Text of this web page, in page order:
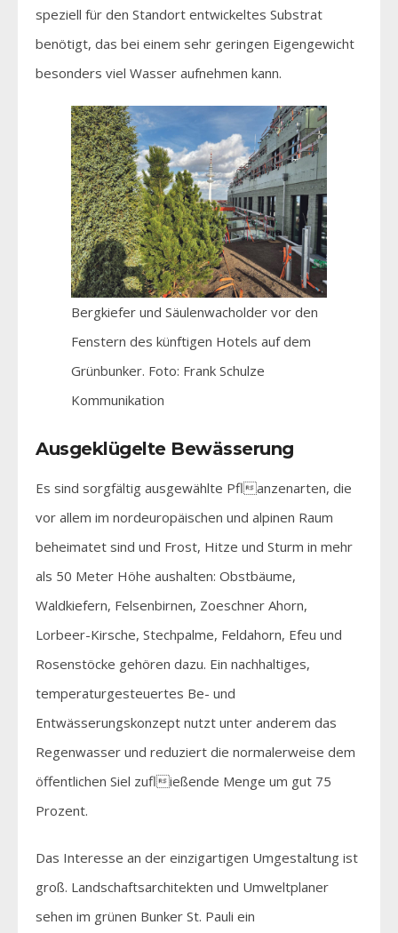
speziell für den Standort entwickeltes Substrat
benötigt, das bei einem sehr geringen Eigengewicht
besonders viel Wasser aufnehmen kann.
Bergkiefer und Säulenwacholder vor den
Fenstern des künftigen Hotels auf dem
Grünbunker. Foto: Frank Schulze
Kommunikation
Ausgeklügelte Bewässerung
Es sind sorgfältig ausgewählte Pflanzenarten, die
vor allem im nordeuropäischen und alpinen Raum
beheimatet sind und Frost, Hitze und Sturm in mehr
als 50 Meter Höhe aushalten: Obstbäume,
Waldkiefern, Felsenbirnen, Zoeschner Ahorn,
Lorbeer-Kirsche, Stechpalme, Feldahorn, Efeu und
Rosenstöcke gehören dazu. Ein nachhaltiges,
temperaturgesteuertes Be- und
Entwässerungskonzept nutzt unter anderem das
Regenwasser und reduziert die normalerweise dem
öffentlichen Siel zufließende Menge um gut 75
Prozent.
Das Interesse an der einzigartigen Umgestaltung ist
groß. Landschaftsarchitekten und Umweltplaner
sehen im grünen Bunker St. Pauli ein